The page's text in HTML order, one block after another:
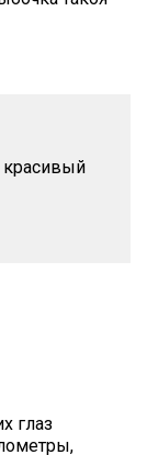
красивый
глаз